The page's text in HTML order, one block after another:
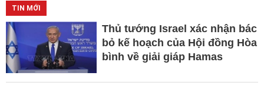
TIN MỚI
Thủ tướng Israel xác nhận bác
bỏ kế hoạch của Hội đồng Hòa
bình về giải giáp Hamas